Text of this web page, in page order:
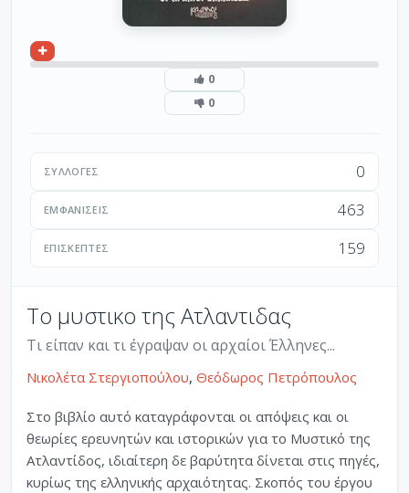
0
0
ΣΥΛΛΟΓΈΣ 0
ΕΜΦΑΝΊΣΕΙΣ 463
ΕΠΙΣΚΈΠΤΕΣ 159
Το μυστικο της Ατλαντιδας
Τι είπαν και τι έγραψαν οι αρχαίοι Έλληνες...
Νικολέτα Στεργιοπούλου, Θεόδωρος Πετρόπουλος
Στο βιβλίο αυτό καταγράφονται οι απόψεις και οι
θεωρίες ερευνητών και ιστορικών για το Μυστικό της
Ατλαντίδος, ιδιαίτερη δε βαρύτητα δίνεται στις πηγές,
κυρίως της ελληνικής αρχαιότητας. Σκοπός του έργου